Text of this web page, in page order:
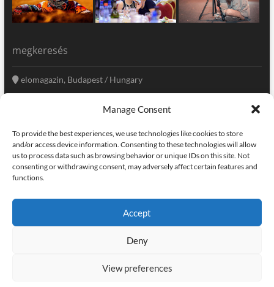
Manage Consent
To provide the best experiences, we use technologies like cookies to store
and/or access device information. Consenting to these technologies will allow
us to process data such as browsing behavior or unique IDs on this site. Not
consenting or withdrawing consent, may adversely affect certain features and
functions.
Accept
Deny
View preferences
megkeresés
elomagazin, Budapest / Hungary
szerkesztoseg@elomagazin.com
elomagazin
home adatvédelem impresszum kapcsolat
| © copyright, all right reserved